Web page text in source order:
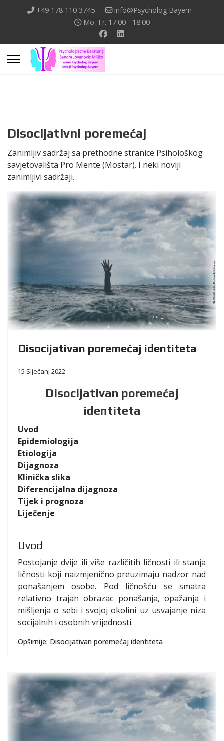
+49 178 110 3745
info@Psycholog.Bayern
Mo.-Fr. 17:00 - 18:00
Disocijativni poremećaj
Zanimljiv sadržaj sa prethodne stranice Psihološkog
savjetovališta Pro Mente (Mostar). I neki noviji
zanimljivi sadržaji.
Disocijativan poremećaj identiteta
15 Siječanj 2022
Disocijativan poremećaj
identiteta
Uvod
Epidemiologija
Etiologija
Dijagnoza
Klinička slika
Diferencijalna dijagnoza
Tijek i prognoza
Liječenje
Uvod
Postojanje dvije ili više različitih ličnosti ili stanja
ličnosti koji naizmjenično preuzimaju nadzor nad
ponašanjem osobe. Pod ličnošću se smatra
relativno trajan obrazac ponašanja, opažanja i
mišljenja o sebi i svojoj okolini uz usvajanje niza
socijalnih i osobnih vrijednosti.
Opširnije: Disocijativan poremećaj identiteta